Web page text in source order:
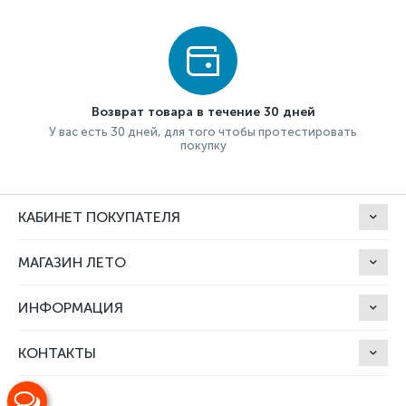
Возврат товара в течение 30 дней
У вас есть 30 дней, для того чтобы протестировать
покупку
КАБИНЕТ ПОКУПАТЕЛЯ
МАГАЗИН ЛЕТО
ИНФОРМАЦИЯ
КОНТАКТЫ